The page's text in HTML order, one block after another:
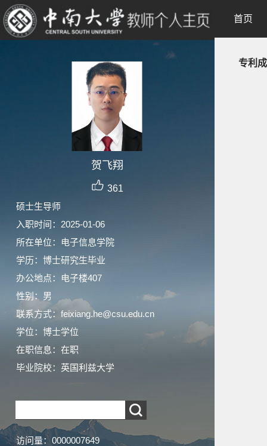
贺飞翔
361
硕士生导师
入职时间：2025-01-06
所在单位：电子信息学院
学历：博士研究生毕业
办公地点：电子楼407
性别：男
联系方式：feixiang.he@csu.edu.cn
学位：博士学位
在职信息：在职
毕业院校：英国利兹大学
访问量： 0000007649
首页
专利